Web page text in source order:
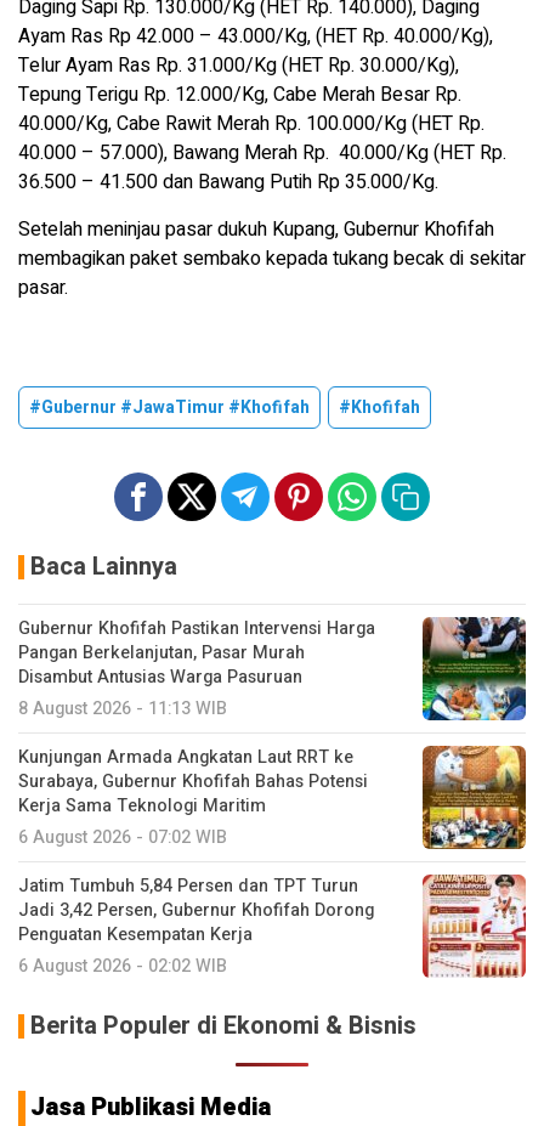
Daging Sapi Rp. 130.000/Kg (HET Rp. 140.000), Daging
Ayam Ras Rp 42.000 – 43.000/Kg, (HET Rp. 40.000/Kg),
Telur Ayam Ras Rp. 31.000/Kg (HET Rp. 30.000/Kg),
Tepung Terigu Rp. 12.000/Kg, Cabe Merah Besar Rp.
40.000/Kg, Cabe Rawit Merah Rp. 100.000/Kg (HET Rp.
40.000 – 57.000), Bawang Merah Rp. 40.000/Kg (HET Rp.
36.500 – 41.500 dan Bawang Putih Rp 35.000/Kg.
Setelah meninjau pasar dukuh Kupang, Gubernur Khofifah
membagikan paket sembako kepada tukang becak di sekitar
pasar.
#Gubernur #JawaTimur #Khofifah #Khofifah
Baca Lainnya
Gubernur Khofifah Pastikan Intervensi Harga
Pangan Berkelanjutan, Pasar Murah
Disambut Antusias Warga Pasuruan
8 August 2026 - 11:13 WIB
Kunjungan Armada Angkatan Laut RRT ke
Surabaya, Gubernur Khofifah Bahas Potensi
Kerja Sama Teknologi Maritim
6 August 2026 - 07:02 WIB
Jatim Tumbuh 5,84 Persen dan TPT Turun
Jadi 3,42 Persen, Gubernur Khofifah Dorong
Penguatan Kesempatan Kerja
6 August 2026 - 02:02 WIB
Berita Populer di Ekonomi & Bisnis
Jasa Publikasi Media